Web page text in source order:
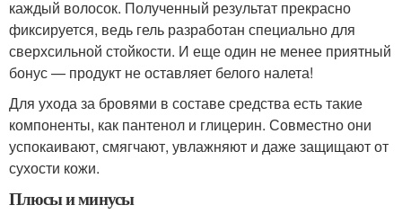
каждый волосок. Полученный результат прекрасно
фиксируется, ведь гель разработан специально для
сверхсильной стойкости. И еще один не менее приятный
бонус — продукт не оставляет белого налета!
Для ухода за бровями в составе средства есть такие
компоненты, как пантенол и глицерин. Совместно они
успокаивают, смягчают, увлажняют и даже защищают от
сухости кожи.
Плюсы и минусы